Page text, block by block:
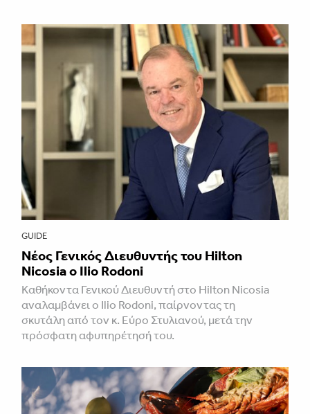
GUIDE
Νέος Γενικός Διευθυντής του Hilton
Nicosia ο Ilio Rodoni
Καθήκοντα Γενικού Διευθυντή στο Hilton Nicosia
αναλαμβάνει ο Ilio Rodoni, παίρνοντας τη
σκυτάλη από τον κ. Εύρο Στυλιανού, μετά την
πρόσφατη αφυπηρέτησή του.